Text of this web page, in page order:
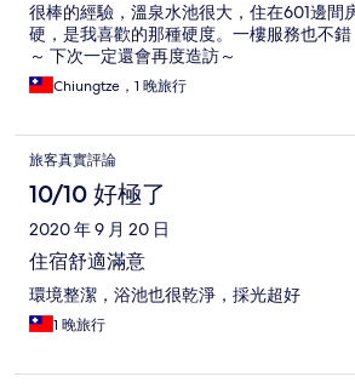
很棒的經驗，溫泉水池很大，住在601邊間
硬，是我喜歡的那種硬度。一樓服務也不
～ 下次一定還會再度造訪～
Chiungtze，1 晚旅行
旅客真實評論
10/10 好極了
2020 年 9 月 20 日
住宿舒適滿意
環境整潔，浴池也很乾淨，採光超好
1 晚旅行